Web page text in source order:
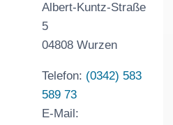
Albert-Kuntz-Straße
5
04808 Wurzen
Telefon: (0342) 583
589 73
E-Mail: